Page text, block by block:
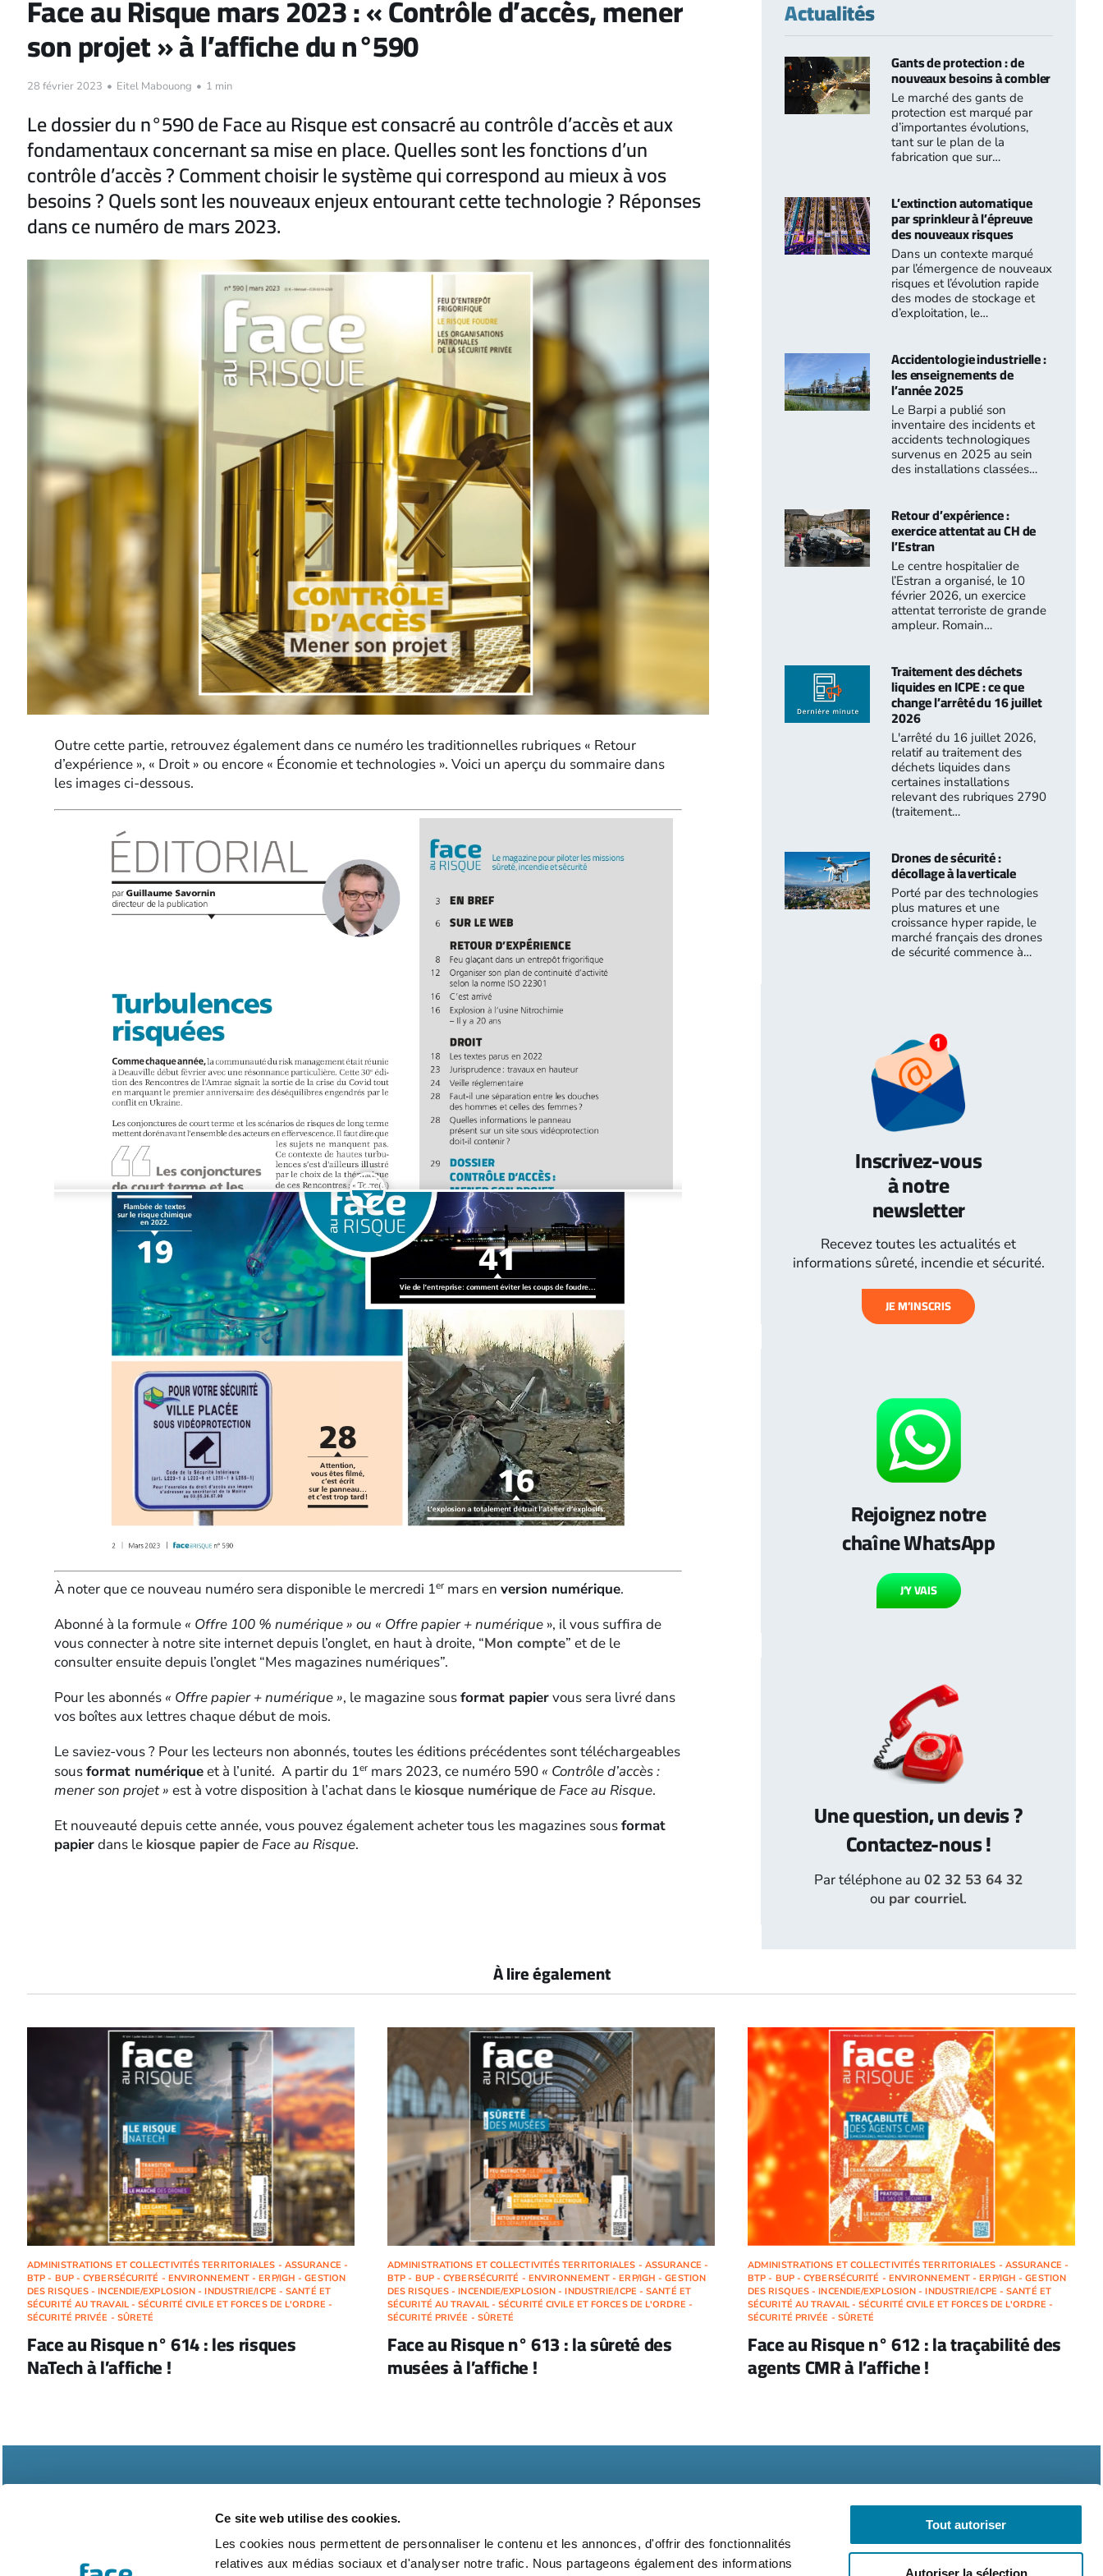
Ce site web utilise des cookies.
Les cookies nous permettent de personnaliser le contenu et les annonces, d'offrir des fonctionnalités
relatives aux médias sociaux et d'analyser notre trafic. Nous partageons également des informations
Tout autoriser
Autoriser la sélection
Face au Risque mars 2023 : « Contrôle d’accès, mener
son projet » à l’affiche du n°590
28 février 2023 • Eitel Mabouong • 1 min
Le dossier du n°590 de Face au Risque est consacré au contrôle d’accès et aux
fondamentaux concernant sa mise en place. Quelles sont les fonctions d’un
contrôle d’accès ? Comment choisir le système qui correspond au mieux à vos
besoins ? Quels sont les nouveaux enjeux entourant cette technologie ? Réponses
dans ce numéro de mars 2023.
Outre cette partie, retrouvez également dans ce numéro les traditionnelles rubriques « Retour
d’expérience », « Droit » ou encore « Économie et technologies ». Voici un aperçu du sommaire dans
les images ci-dessous.
À noter que ce nouveau numéro sera disponible le mercredi 1ermars en version numérique.
Abonné à la formule « Offre 100 % numérique » ou « Offre papier + numérique», il vous suffira de
vous connecter à notre site internet depuis l’onglet, en haut à droite, “Mon compte” et de le
consulter ensuite depuis l’onglet “Mes magazines numériques”.
Pour les abonnés « Offre papier + numérique », le magazine sousformat papiervous sera livré dans
vos boîtes aux lettres chaque début de mois.
Le saviez-vous ? Pour les lecteurs non abonnés, toutes les éditions précédentes sont téléchargeables
sousformat numériqueet à l’unité. A partir du 1ermars 2023, ce numéro 590 « Contrôle d’accès :
mener son projet » est à votre disposition à l’achat dans le kiosque numériquede Face au Risque.
Et nouveauté depuis cette année, vous pouvez également acheter tous les magazines sousformat
papierdans le kiosque papierde Face au Risque.
Actualités
Gants de protection : de
nouveaux besoins à combler
Le marché des gants de
protection est marqué par
d’importantes évolutions,
tant sur le plan de la
fabrication que sur…
L’extinction automatique
par sprinkleur à l’épreuve
des nouveaux risques
Dans un contexte marqué
par l’émergence de nouveaux
risques et l’évolution rapide
des modes de stockage et
d’exploitation, le…
Accidentologie industrielle :
les enseignements de
l’année 2025
Le Barpi a publié son
inventaire des incidents et
accidents technologiques
survenus en 2025 au sein
des installations classées…
Retour d’expérience :
exercice attentat au CH de
l’Estran
Le centre hospitalier de
l’Estran a organisé, le 10
février 2026, un exercice
attentat terroriste de grande
ampleur. Romain…
Traitement des déchets
liquides en ICPE : ce que
change l’arrêté du 16 juillet
2026
L'arrêté du 16 juillet 2026,
relatif au traitement des
déchets liquides dans
certaines installations
relevant des rubriques 2790
(traitement…
Drones de sécurité :
décollage à la verticale
Porté par des technologies
plus matures et une
croissance hyper rapide, le
marché français des drones
de sécurité commence à…
Inscrivez-vous
à notre
newsletter
Recevez toutes les actualités et
informations sûreté, incendie et sécurité.
JE M’INSCRIS
Rejoignez notre
chaîne WhatsApp
J’Y VAIS
Une question, un devis ?
Contactez-nous !
Par téléphone au02 32 53 64 32
ou par courriel.
À lire également
ADMINISTRATIONS ET COLLECTIVITÉS TERRITORIALES - ASSURANCE -
BTP - BUP - CYBERSÉCURITÉ - ENVIRONNEMENT - ERP/IGH - GESTION
DES RISQUES - INCENDIE/EXPLOSION - INDUSTRIE/ICPE - SANTÉ ET
SÉCURITÉ AU TRAVAIL - SÉCURITÉ CIVILE ET FORCES DE L'ORDRE -
SÉCURITÉ PRIVÉE - SÛRETÉ
Face au Risque n° 614 : les risques
NaTech à l’affiche !
ADMINISTRATIONS ET COLLECTIVITÉS TERRITORIALES - ASSURANCE -
BTP - BUP - CYBERSÉCURITÉ - ENVIRONNEMENT - ERP/IGH - GESTION
DES RISQUES - INCENDIE/EXPLOSION - INDUSTRIE/ICPE - SANTÉ ET
SÉCURITÉ AU TRAVAIL - SÉCURITÉ CIVILE ET FORCES DE L'ORDRE -
SÉCURITÉ PRIVÉE - SÛRETÉ
Face au Risque n° 613 : la sûreté des
musées à l’affiche !
ADMINISTRATIONS ET COLLECTIVITÉS TERRITORIALES - ASSURANCE -
BTP - BUP - CYBERSÉCURITÉ - ENVIRONNEMENT - ERP/IGH - GESTION
DES RISQUES - INCENDIE/EXPLOSION - INDUSTRIE/ICPE - SANTÉ ET
SÉCURITÉ AU TRAVAIL - SÉCURITÉ CIVILE ET FORCES DE L'ORDRE -
SÉCURITÉ PRIVÉE - SÛRETÉ
Face au Risque n° 612 : la traçabilité des
agents CMR à l’affiche !